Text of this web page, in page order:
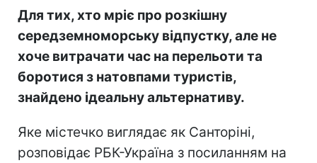
Для тих, хто мріє про розкішну
середземноморську відпустку, але не
хоче витрачати час на перельоти та
боротися з натовпами туристів,
знайдено ідеальну альтернативу.
Яке містечко виглядає як Санторіні,
розповідає РБК-Україна з посиланням на